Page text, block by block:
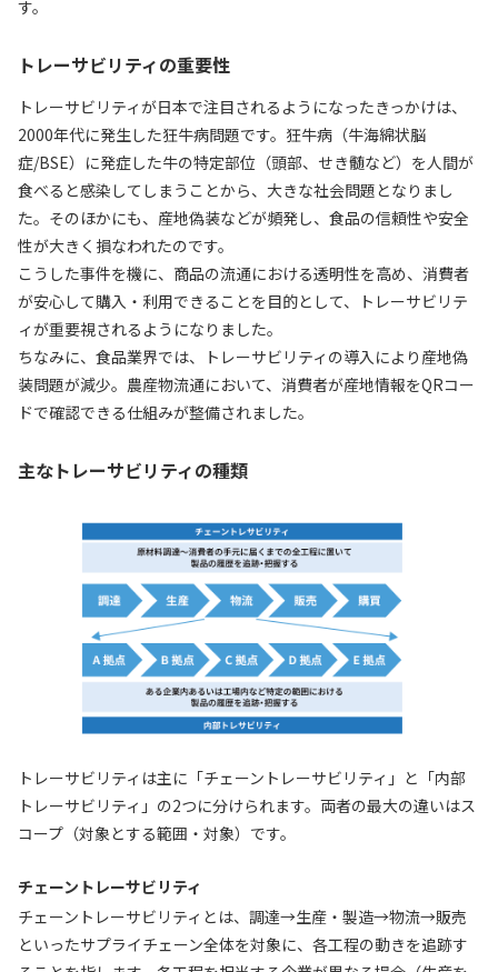
す。
トレーサビリティの重要性
トレーサビリティが日本で注目されるようになったきっかけは、
2000年代に発生した狂牛病問題です。狂牛病（牛海綿状脳
症/BSE）に発症した牛の特定部位（頭部、せき髄など）を人間が
食べると感染してしまうことから、大きな社会問題となりまし
た。そのほかにも、産地偽装などが頻発し、食品の信頼性や安全
性が大きく損なわれたのです。
こうした事件を機に、商品の流通における透明性を高め、消費者
が安心して購入・利用できることを目的として、トレーサビリテ
ィが重要視されるようになりました。
ちなみに、食品業界では、トレーサビリティの導入により産地偽
装問題が減少。農産物流通において、消費者が産地情報をQRコー
ドで確認できる仕組みが整備されました。
主なトレーサビリティの種類
トレーサビリティは主に「チェーントレーサビリティ」と「内部
トレーサビリティ」の2つに分けられます。両者の最大の違いはス
コープ（対象とする範囲・対象）です。
チェーントレーサビリティ
チェーントレーサビリティとは、調達→生産・製造→物流→販売
といったサプライチェーン全体を対象に、各工程の動きを追跡す